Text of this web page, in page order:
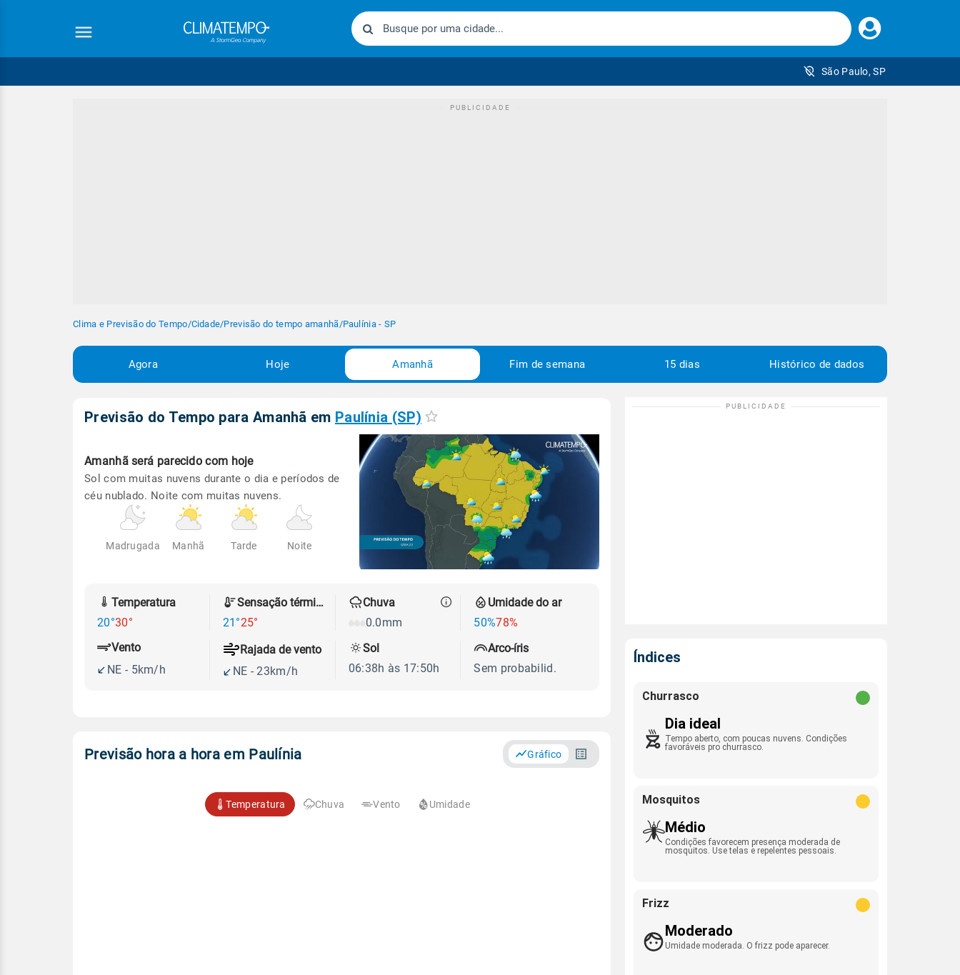
Faça
seu
São Paulo, SP
Clima e Previsão do Tempo/Cidade/Previsão do tempo amanhã/Paulínia - SP
Agora Hoje Amanhã Fim de semana 15 dias Histórico de dados
Previsão do Tempo para Amanhã em Paulínia (SP)
Amanhã será parecido com hoje
Sol com muitas nuvens durante o dia e períodos de
céu nublado. Noite com muitas nuvens.
Madrugada Manhã Tarde Noite
Temperatura
20°30°
Sensação térmica
21°25°
Chuva
0.0mm
Umidade do ar
50%78%
Vento
NE - 5km/h
Rajada de vento
NE - 23km/h
Sol
06:38h às 17:50h
Arco-íris
Sem probabilid.
Previsão hora a hora em Paulínia Gráfico
Temperatura Chuva Vento Umidade
Índices
Churrasco
Dia ideal
Tempo aberto, com poucas nuvens. Condições
favoráveis pro churrasco.
Mosquitos
Médio
Condições favorecem presença moderada de
mosquitos. Use telas e repelentes pessoais.
Frizz
Moderado
Umidade moderada. O frizz pode aparecer.